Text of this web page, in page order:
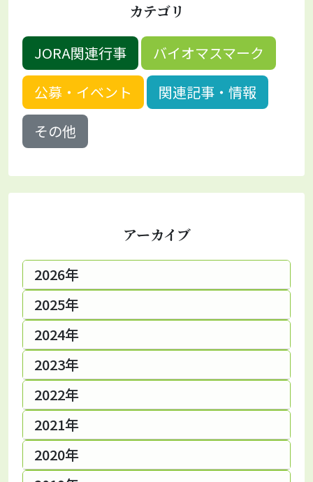
カテゴリ
JORA関連行事
バイオマスマーク
公募・イベント
関連記事・情報
その他
アーカイブ
2026年
2025年
2024年
2023年
2022年
2021年
2020年